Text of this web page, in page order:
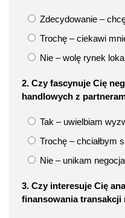
Zdecydowanie –
Trochę – ciekawi
Nie – wolę rynek
2. Czy fascynuje Cię
handlowych z
Tak – uwielbiam
Trochę – chciałbym
Nie – unikam
3. Czy interesuje Cię
finansowania